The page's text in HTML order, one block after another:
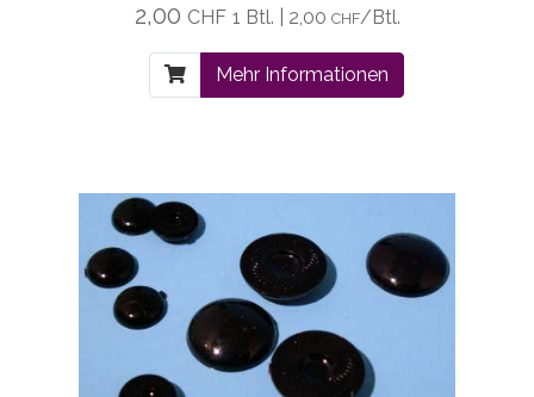
2,00 CHF 1 Btl. | 2,00 CHF/Btl.
Mehr Informationen